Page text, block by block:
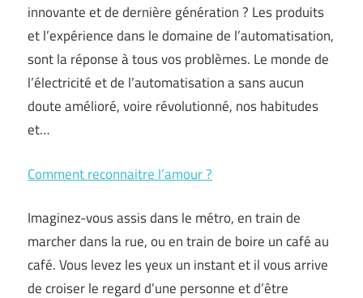
innovante et de dernière génération ? Les produits
et l’expérience dans le domaine de l’automatisation,
sont la réponse à tous vos problèmes. Le monde de
l’électricité et de l’automatisation a sans aucun
doute amélioré, voire révolutionné, nos habitudes
et…
Comment reconnaitre l’amour ?
Imaginez-vous assis dans le métro, en train de
marcher dans la rue, ou en train de boire un café au
café. Vous levez les yeux un instant et il vous arrive
de croiser le regard d’une personne et d’être